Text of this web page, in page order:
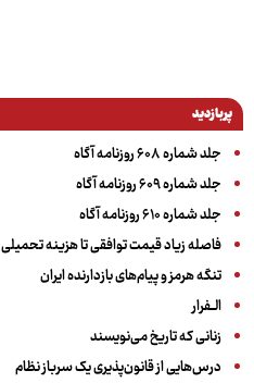
پربازدید
جلد شماره ۶۰۸ روزنامه آگاه
جلد شماره ۶۰۹ روزنامه آگاه
جلد شماره ۶۱۰ روزنامه آگاه
فاصله زیاد قیمت توافقی تا هزینه تحمیلی
تنگه هرمز و پیام‌های بازدارنده ایران
الــفرار
زنانی که تاریخ می‌نویسند
درس‌هایی از قانون‌پذیری یک سرباز نظام